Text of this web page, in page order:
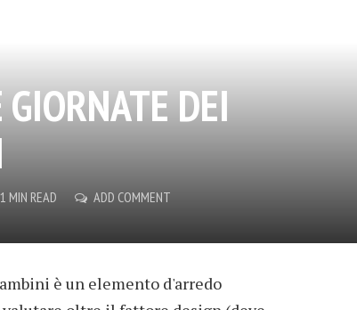
DEI
1 MIN READ ADD COMMENT
è un elemento d'arredo